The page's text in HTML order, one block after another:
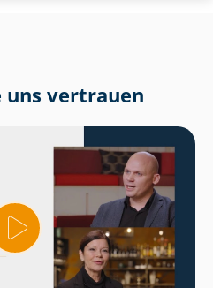
uns vertrauen